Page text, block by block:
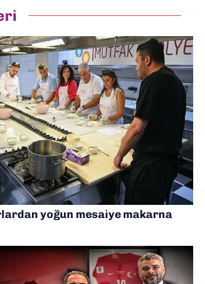
yoğun mesaiye makarna